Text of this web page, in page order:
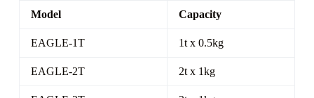
Model
Capacity
EAGLE-1T 1t x 0.5kg
EAGLE-2T 2t x 1kg